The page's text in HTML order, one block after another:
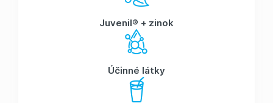
Juvenil® + zinok
Účinné látky